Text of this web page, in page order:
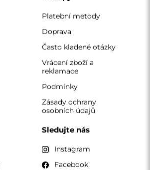
Platební metody
Doprava
Často kladené otázky
Vrácení zboží a
reklamace
Podmínky
Zásady ochrany
osobních údajů
Sledujte nás
Instagram
Facebook